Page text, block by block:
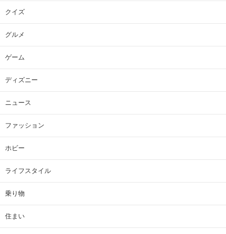
クイズ
グルメ
ゲーム
ディズニー
ニュース
ファッション
ホビー
ライフスタイル
乗り物
住まい